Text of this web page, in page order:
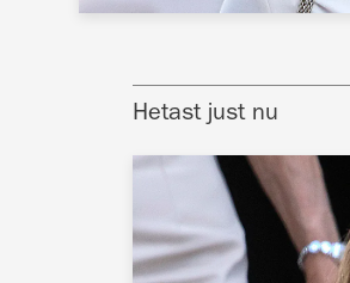
Hetast just nu